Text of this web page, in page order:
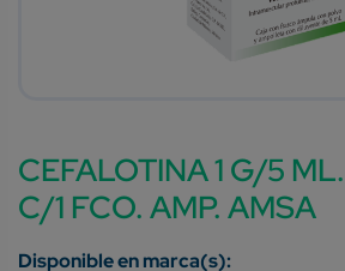
CEFALOTINA 1 G/5
C/1 FCO. AMP. AMSA